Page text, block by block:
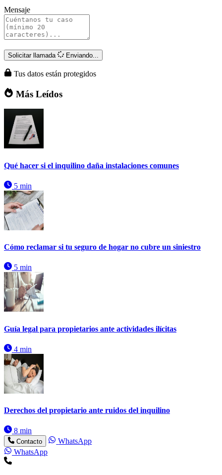
Mensaje
Solicitar llamada Enviando...
Tus datos están protegidos
Más Leídos
Qué hacer si el inquilino daña instalaciones comunes
5 min
Cómo reclamar si tu seguro de hogar no cubre un siniestro
5 min
Guía legal para propietarios ante actividades ilícitas
4 min
Derechos del propietario ante ruidos del inquilino
8 min
Contacto
WhatsApp
WhatsApp